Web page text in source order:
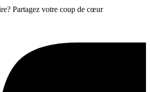
Partagez votre coup de cœur